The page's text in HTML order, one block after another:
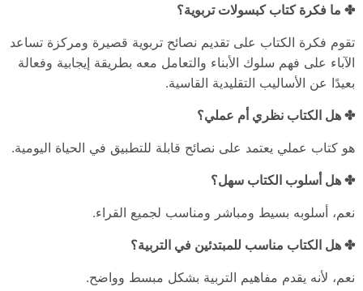
✤ ما فكرة كتاب كبسولات تربوية؟
تقوم فكرة الكتاب على تقديم نصائح تربوية قصيرة ومركزة تساعد
الآباء على فهم سلوك الأبناء والتعامل معه بطريقة إيجابية وفعالة
بعيدًا عن الأساليب التقليدية القاسية.
✤ هل الكتاب نظري أم عملي؟
هو كتاب عملي يعتمد على نصائح قابلة للتطبيق في الحياة اليومية.
✤ هل أسلوب الكتاب سهل؟
نعم، أسلوبه بسيط ومباشر ومناسب لجميع القراء.
✤ هل الكتاب مناسب للمبتدئين في التربية؟
نعم، لأنه يقدم مفاهيم التربية بشكل مبسط وواضح.